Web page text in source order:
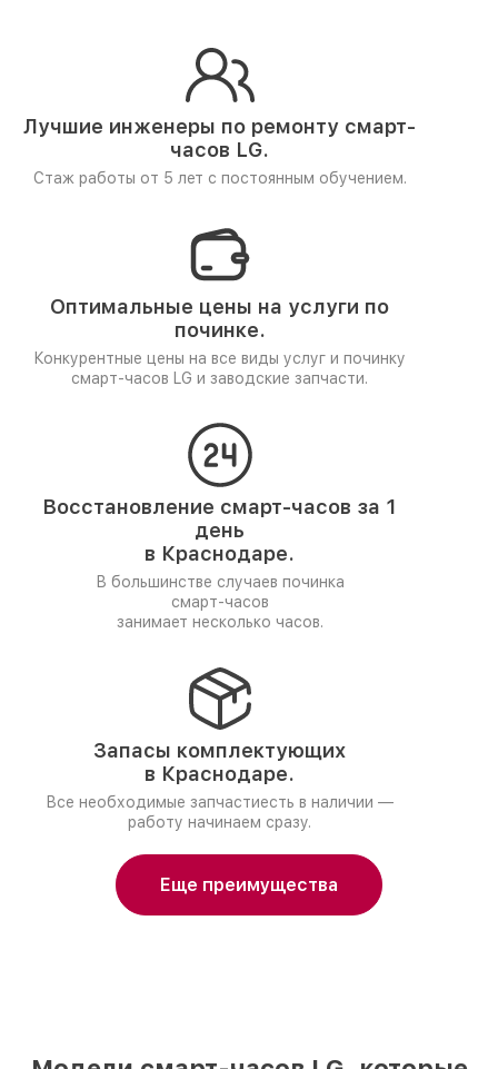
Лучшие инженеры по ремонту смарт-
часов LG.
Стаж работы от 5 лет с постоянным обучением.
Оптимальные цены на услуги по
починке.
Конкурентные цены на все виды услуг и починку
смарт-часов LG и заводские запчасти.
Восстановление смарт-часов за 1
день
в Краснодаре.
В большинстве случаев починка
смарт-часов
занимает несколько часов.
Запасы комплектующих
в Краснодаре.
Все необходимые запчастиесть в наличии —
работу начинаем сразу.
Еще преимущества